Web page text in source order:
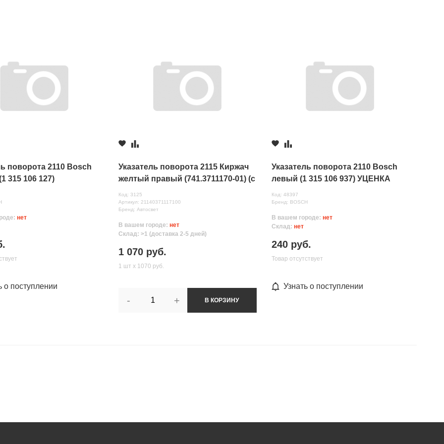
поворота 2110 Bosch
315 106 127)
нет
о поступлении
Указатель поворота 2115 Киржач
желтый правый (741.3711170-01) (с
Код: 3125
Артикул: 21140371117100
Бренд: Автосвет
В вашем городе: нет
Склад: >1 (доставка 2-5 дней)
1 070 руб.
1 шт х 1070 руб.
- + В КОРЗИНУ
Указатель поворота 2110 Bosch
левый (1 315 106 937) УЦЕНКА
Код: 48397
Бренд: BOSCH
В вашем городе: нет
Склад: нет
240 руб.
Товар отсутствует
Узнать о поступлении